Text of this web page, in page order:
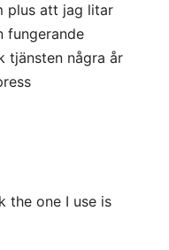
plus att jag litar
fungerande
tjänsten några år
the one I use is